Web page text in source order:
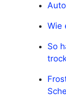
Wie
So